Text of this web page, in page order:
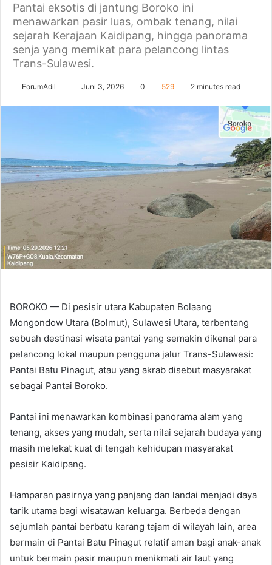
Pantai eksotis di jantung Boroko ini
menawarkan pasir luas, ombak tenang, nilai
sejarah Kerajaan Kaidipang, hingga panorama
senja yang memikat para pelancong lintas
Trans-Sulawesi.
ForumAdil Juni 3, 2026 0 529 2 minutes read
BOROKO — Di pesisir utara Kabupaten Bolaang
Mongondow Utara (Bolmut), Sulawesi Utara, terbentang
sebuah destinasi wisata pantai yang semakin dikenal para
pelancong lokal maupun pengguna jalur Trans-Sulawesi:
Pantai Batu Pinagut, atau yang akrab disebut masyarakat
sebagai Pantai Boroko.
Pantai ini menawarkan kombinasi panorama alam yang
tenang, akses yang mudah, serta nilai sejarah budaya yang
masih melekat kuat di tengah kehidupan masyarakat
pesisir Kaidipang.
Hamparan pasirnya yang panjang dan landai menjadi daya
tarik utama bagi wisatawan keluarga. Berbeda dengan
sejumlah pantai berbatu karang tajam di wilayah lain, area
bermain di Pantai Batu Pinagut relatif aman bagi anak-anak
untuk bermain pasir maupun menikmati air laut yang